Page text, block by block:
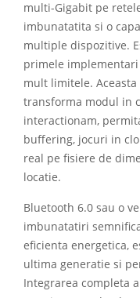
multi-Gigabit pe
imbunatatita si o
multiple dispozitive.
primele implementari
mult limitele.
transforma modul in
interactionam,
buffering, jocuri in
real pe fisiere de
locatie.
Bluetooth 6.0 sau o
imbunatatiri
eficienta energetica,
ultima generatie si
Integrarea completa